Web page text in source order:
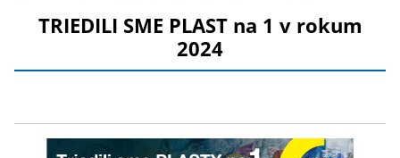
TRIEDILI SME PLAST na 1 v rokum
2024